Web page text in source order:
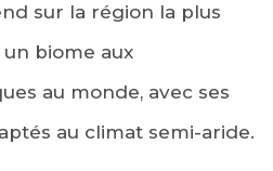
sur la région la plus
biome aux
au monde, avec ses
au climat semi-aride.